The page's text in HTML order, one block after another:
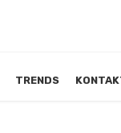
TRENDS